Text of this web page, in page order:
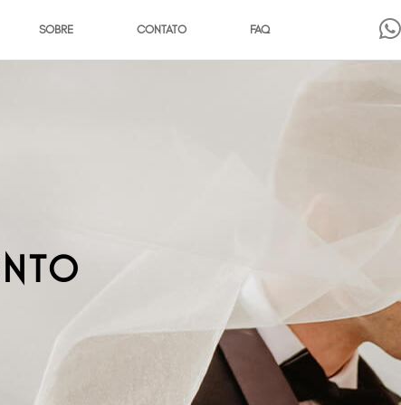
SOBRE CONTATO FAQ